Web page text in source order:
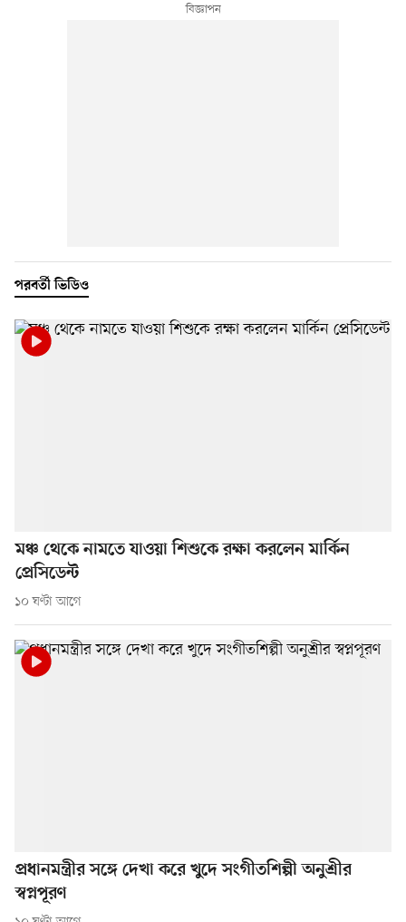
পরবর্তী ভিডিও
মঞ্চ থেকে নামতে যাওয়া শিশুকে রক্ষা করলেন মার্কিন
প্রেসিডেন্ট
১০ ঘণ্টা আগে
প্রধানমন্ত্রীর সঙ্গে দেখা করে খুদে সংগীতশিল্পী অনুশ্রীর
স্বপ্নপূরণ